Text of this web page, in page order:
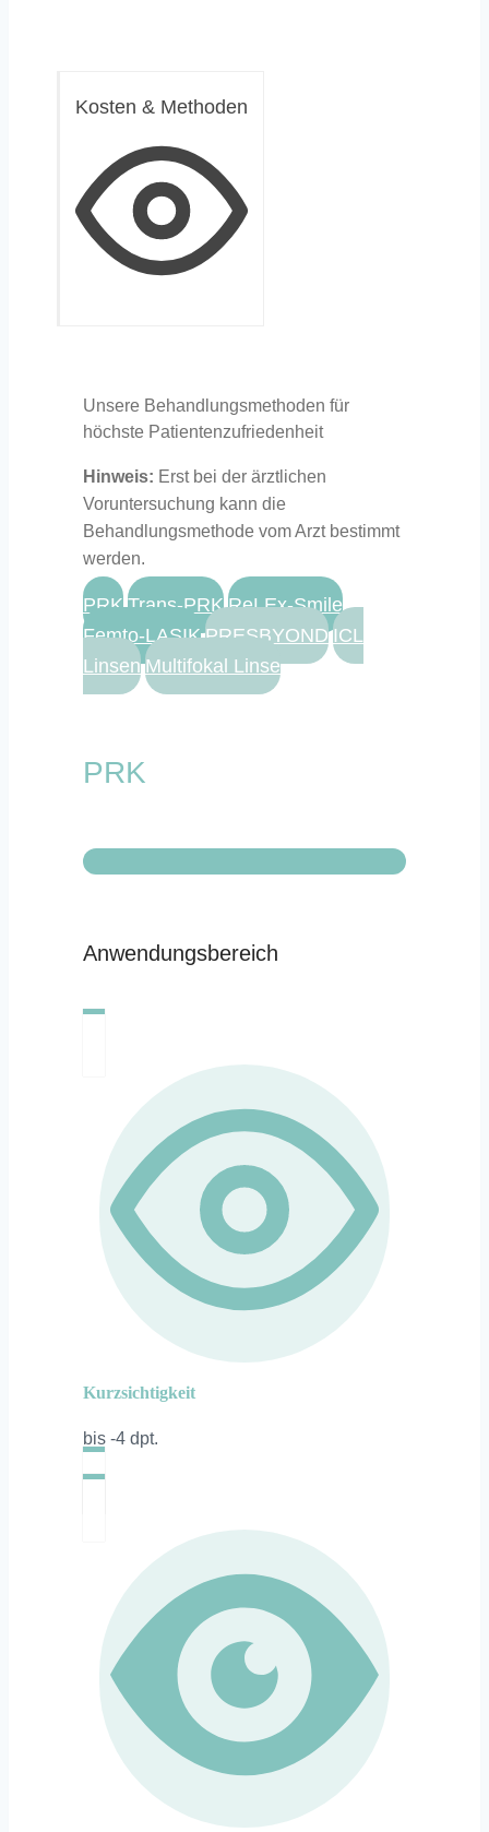
Kosten & Methoden
Unsere Behandlungsmethoden für
höchste Patientenzufriedenheit
Hinweis: Erst bei der ärztlichen
Voruntersuchung kann die
Behandlungsmethode vom Arzt bestimmt
werden.
PRK Trans-PRK ReLEx-Smile
Femto-LASIK PRESBYOND ICL
Linsen Multifokal Linse
PRK
Anwendungsbereich
Kurzsichtigkeit
bis -4 dpt.